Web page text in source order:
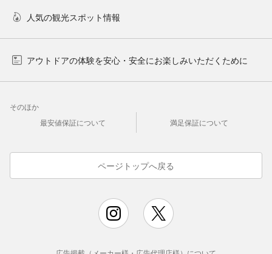
人気の観光スポット情報
アウトドアの体験を安心・安全にお楽しみいただくために
そのほか
最安値保証について
満足保証について
ページトップへ戻る